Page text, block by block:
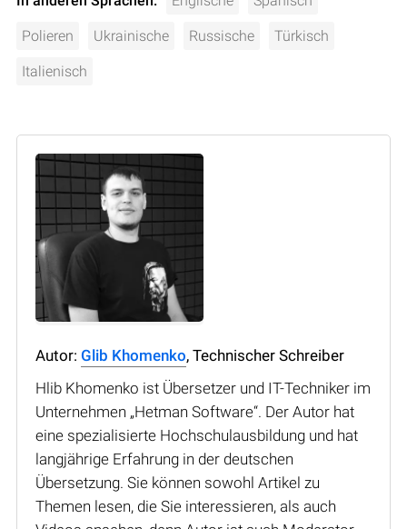
Polieren Ukrainische Russische Türkisch
Italienisch
Autor: Glib Khomenko, Technischer Schreiber
Hlib Khomenko ist Übersetzer und IT-Techniker im
Unternehmen „Hetman Software“. Der Autor hat
eine spezialisierte Hochschulausbildung und hat
langjährige Erfahrung in der deutschen
Übersetzung. Sie können sowohl Artikel zu
Themen lesen, die Sie interessieren, als auch